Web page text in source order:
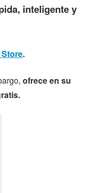
inteligente y
.
ofrece en su